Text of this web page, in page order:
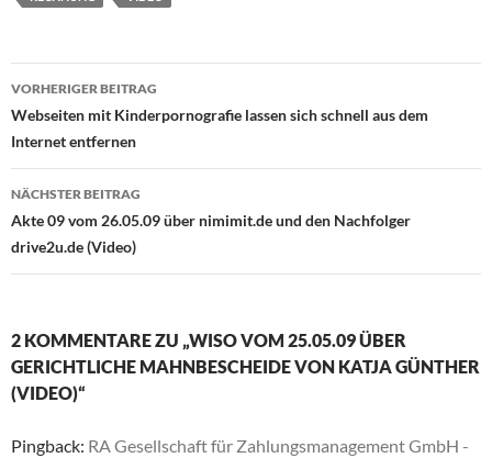
Beitragsnavigation
VORHERIGER BEITRAG
Webseiten mit Kinderpornografie lassen sich schnell aus dem
Internet entfernen
NÄCHSTER BEITRAG
Akte 09 vom 26.05.09 über nimimit.de und den Nachfolger
drive2u.de (Video)
2 KOMMENTARE ZU „WISO VOM 25.05.09 ÜBER
GERICHTLICHE MAHNBESCHEIDE VON KATJA GÜNTHER
(VIDEO)“
Pingback: RA Gesellschaft für Zahlungsmanagement GmbH -